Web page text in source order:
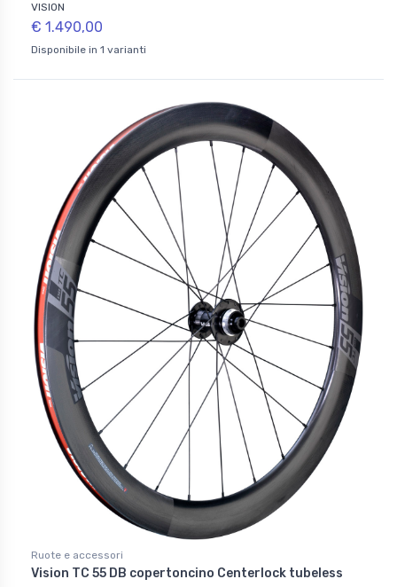
VISION
€ 1.490,00
Disponibile in 1 varianti
Ruote e accessori
Vision TC 55 DB copertoncino Centerlock tubeless